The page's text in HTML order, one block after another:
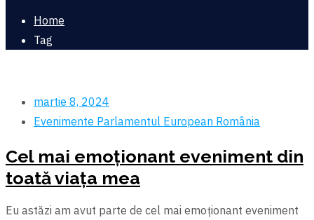
Home
Tag
martie 8, 2024
Evenimente Parlamentul European România
Cel mai emoționant eveniment din
toată viața mea
Eu astăzi am avut parte de cel mai emoționant eveniment